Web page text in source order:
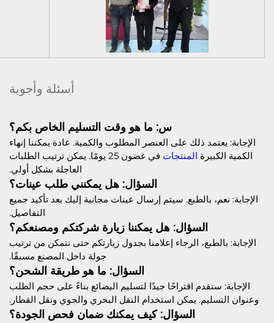
أسئلة وأجوبة
س: ما هو وقت التسليم الخاص بكم؟
الإجابة: يعتمد ذلك على العنصر المطلوب والكمية. عادة يمكننا إنهاء
الكمية الكبيرة المنتجات
في غضون 25 يومًا. يمكن ترتيب الطلبات
العاجلة بشكل أولي.
السؤال: هل يمكنني طلب عينات؟
الإجابة: نعم، بالطبع. سيتم إرسال عينات مجانية إليك بعد تأكيد جميع
التفاصيل.
السؤال: هل يمكننا زيارة شركتكم ومصنعكم؟
الإجابة: بالطبع، الرجاء إعلامنا بجدول زيارتكم حتى نتمكن من ترتيب
جولة داخل المصنع مسبقًا.
السؤال: ما هو طريقة الشحن؟
الإجابة: سنقدم اقتراحًا جيدًا لتسليم البضائع بناءً على حجم الطلب
وعنوان التسليم. يمكن استخدام النقل البحري والجوي ونقل القطار.
السؤال: كيف يمكنك ضمان فحص الجودة؟